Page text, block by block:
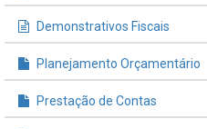
Demonstrativos Fiscais
Planejamento Orçamentário
Prestação de Contas